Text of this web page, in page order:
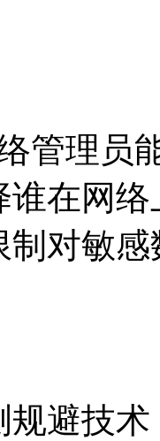
管理员
在网
制对敏
规避技